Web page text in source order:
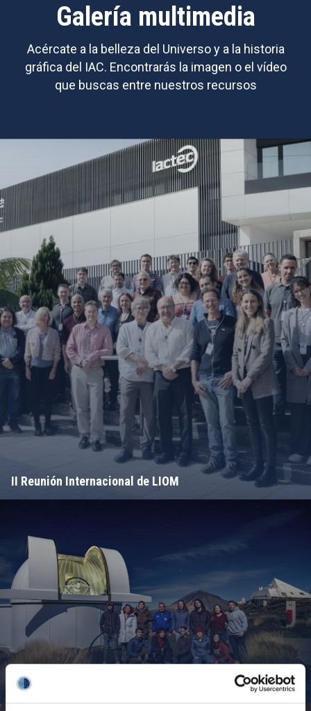
Galería multimedia
Acércate a la belleza del Universo y a la historia
gráfica del IAC. Encontrarás la imagen o el vídeo
que buscas entre nuestros recursos
II Reunión Internacional de LIOM
Campamento de Astronomía del MIT 2024